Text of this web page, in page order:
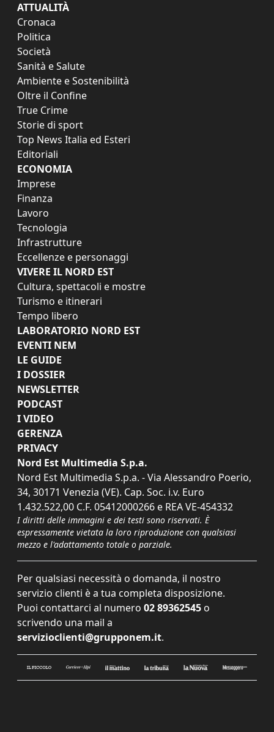
ATTUALITÀ
Cronaca
Politica
Società
Sanità e Salute
Ambiente e Sostenibilità
Oltre il Confine
True Crime
Storie di sport
Top News Italia ed Esteri
Editoriali
ECONOMIA
Imprese
Finanza
Lavoro
Tecnologia
Infrastrutture
Eccellenze e personaggi
VIVERE IL NORD EST
Cultura, spettacoli e mostre
Turismo e itinerari
Tempo libero
LABORATORIO NORD EST
EVENTI NEM
LE GUIDE
I DOSSIER
NEWSLETTER
PODCAST
I VIDEO
GERENZA
PRIVACY
Nord Est Multimedia S.p.a.
Nord Est Multimedia S.p.a. - Via Alessandro Poerio,
34, 30171 Venezia (VE). Cap. Soc. i.v. Euro
1.432.522,00 C.F. 05412000266 e REA VE-454332
I diritti delle immagini e dei testi sono riservati. È
espressamente vietata la loro riproduzione con qualsiasi
mezzo e l'adattamento totale o parziale.
Per qualsiasi necessità o domanda, il nostro
servizio clienti è a tua completa disposizione.
Puoi contattarci al numero 02 89362545 o
scrivendo una mail a
servizioclienti@grupponem.it.